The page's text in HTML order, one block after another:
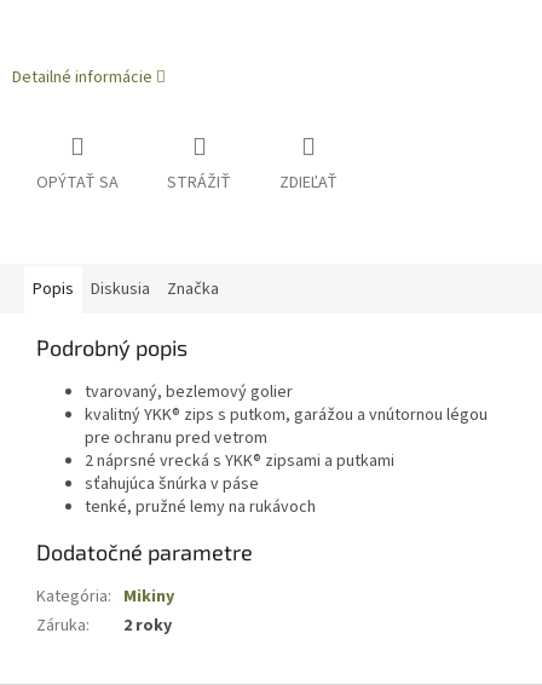
Detailné informácie
OPÝTAŤ SA STRÁŽIŤ ZDIEĽAŤ
Popis Diskusia Značka
Podrobný popis
tvarovaný, bezlemový golier
kvalitný YKK® zips s putkom, garážou a vnútornou légou
pre ochranu pred vetrom
2 náprsné vrecká s YKK® zipsami a putkami
sťahujúca šnúrka v páse
tenké, pružné lemy na rukávoch
Dodatočné parametre
Kategória: Mikiny
Záruka: 2 roky